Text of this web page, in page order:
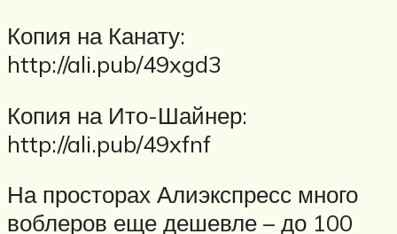
Копия на Канату:
http://ali.pub/49xgd3
Копия на Ито-Шайнер:
http://ali.pub/49xfnf
На просторах Алиэкспресс много
воблеров еще дешевле – до 100